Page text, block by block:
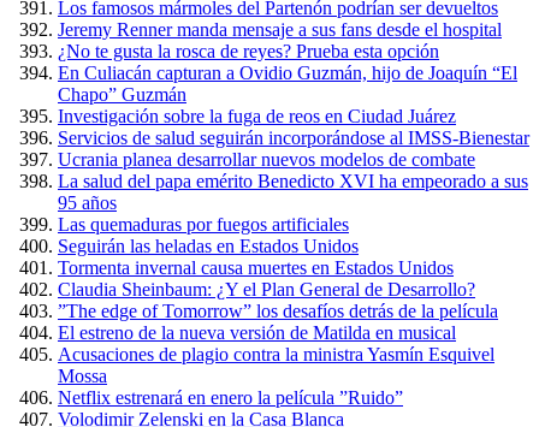
Los famosos mármoles del Partenón podrían ser devueltos
Jeremy Renner manda mensaje a sus fans desde el hospital
¿No te gusta la rosca de reyes? Prueba esta opción
En Culiacán capturan a Ovidio Guzmán, hijo de Joaquín “El
Chapo” Guzmán
Investigación sobre la fuga de reos en Ciudad Juárez
Servicios de salud seguirán incorporándose al IMSS-Bienestar
Ucrania planea desarrollar nuevos modelos de combate
La salud del papa emérito Benedicto XVI ha empeorado a sus
95 años
Las quemaduras por fuegos artificiales
Seguirán las heladas en Estados Unidos
Tormenta invernal causa muertes en Estados Unidos
Claudia Sheinbaum: ¿Y el Plan General de Desarrollo?
”The edge of Tomorrow” los desafíos detrás de la película
El estreno de la nueva versión de Matilda en musical
Acusaciones de plagio contra la ministra Yasmín Esquivel
Mossa
Netflix estrenará en enero la película ”Ruido”
Volodimir Zelenski en la Casa Blanca